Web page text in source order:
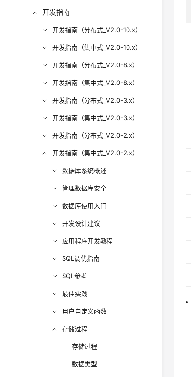
开发指南
开发指南（分布式_V2.0-10.x）
开发指南（集中式_V2.0-10.x）
开发指南（分布式_V2.0-8.x）
开发指南（集中式_V2.0-8.x）
开发指南（分布式_V2.0-3.x）
开发指南（集中式_V2.0-3.x）
开发指南（分布式_V2.0-2.x）
开发指南（集中式_V2.0-2.x）
数据库系统概述
管理数据库安全
数据库使用入门
开发设计建议
应用程序开发教程
SQL调优指南
SQL参考
最佳实践
用户自定义函数
存储过程
存储过程
数据类型